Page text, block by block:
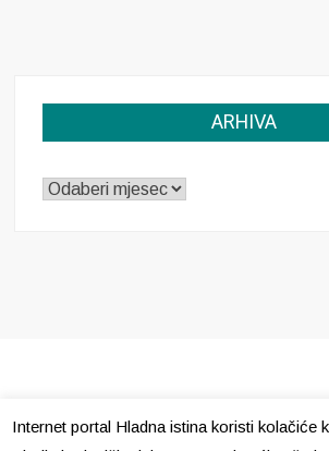
ARHIVA
ARHIVA
Internet portal Hladna istina koristi kolačiće
Copyright © 2020 · Sva prava